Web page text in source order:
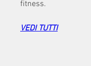
fitness.
VEDI TUTTI